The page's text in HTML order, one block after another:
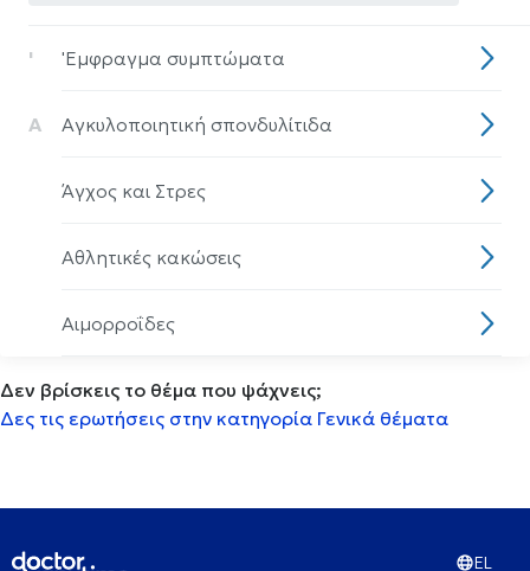
' 'Eμφραγμα συμπτώματα
Α Αγκυλοποιητική σπονδυλίτιδα
Άγχος και Στρες
Αθλητικές κακώσεις
Αιμορροΐδες
Αισθητηριακη ολοκλήρωση
Δεν βρίσκεις το θέμα που ψάχνεις;
Δες τις ερωτήσεις στην κατηγορία Γενικά θέματα
EL